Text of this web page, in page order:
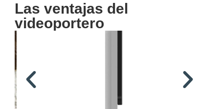
Las ventajas del
videoportero